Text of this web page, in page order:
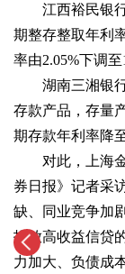
江西裕民银行
期整存整取年利
率由2.05%下调至
湖南三湘银行
存款产品，存量
期存款年利率降至
对此，上海金
券日报》记者采
缺、同业竞争加
投放高收益信贷
力加大、负债成